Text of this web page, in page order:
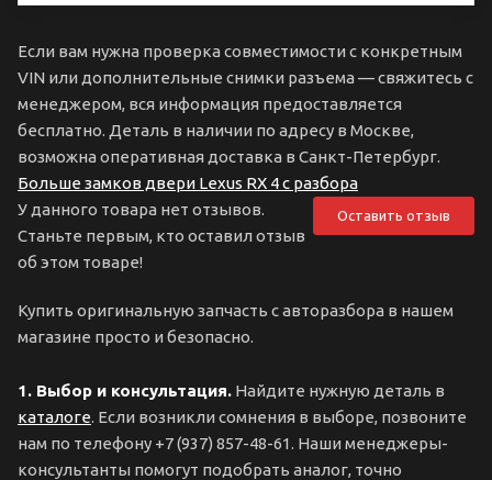
Если вам нужна проверка совместимости с конкретным
VIN или дополнительные снимки разъема — свяжитесь с
менеджером, вся информация предоставляется
бесплатно. Деталь в наличии по адресу в Москве,
возможна оперативная доставка в Санкт-Петербург.
Больше замков двери Lexus RX 4 с разбора
Оставить отзыв
У данного товара нет отзывов.
Станьте первым, кто оставил отзыв
об этом товаре!
Купить оригинальную запчасть с авторазбора в нашем
магазине просто и безопасно.
1. Выбор и консультация. Найдите нужную деталь в
каталоге. Если возникли сомнения в выборе, позвоните
нам по телефону +7 (937) 857-48-61. Наши менеджеры-
консультанты помогут подобрать аналог, точно